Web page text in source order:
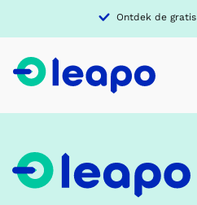
Ontdek de gratis